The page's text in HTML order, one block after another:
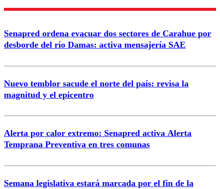
Correo
Senapred ordena evacuar dos sectores de Carahue por
desborde del río Damas: activa mensajería SAE
Nuevo temblor sacude el norte del país: revisa la
magnitud y el epicentro
Alerta por calor extremo: Senapred activa Alerta
Temprana Preventiva en tres comunas
Semana legislativa estará marcada por el fin de la